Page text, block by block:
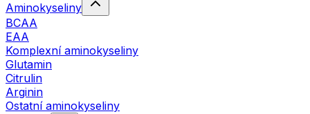
Aminokyseliny
BCAA
EAA
Komplexní aminokyseliny
Glutamin
Citrulin
Arginin
Ostatní aminokyseliny